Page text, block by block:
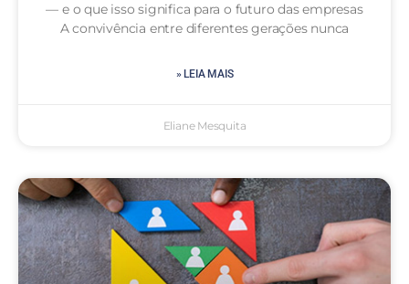
— e o que isso significa para o futuro das empresas
A convivência entre diferentes gerações nunca
» LEIA MAIS
Eliane Mesquita